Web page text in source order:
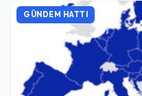
GÜNDEM HATTI